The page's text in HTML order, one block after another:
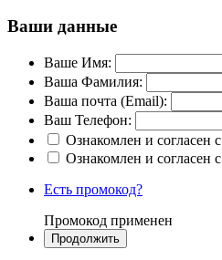
Ваши данные
Ваше Имя:
Ваша Фамилия:
Ваша почта (Email):
Ваш Телефон:
Ознакомлен и согласен с
Ознакомлен и согласен с
Есть промокод?
Промокод применен